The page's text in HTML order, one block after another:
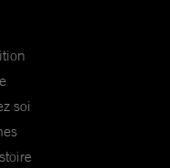
soi